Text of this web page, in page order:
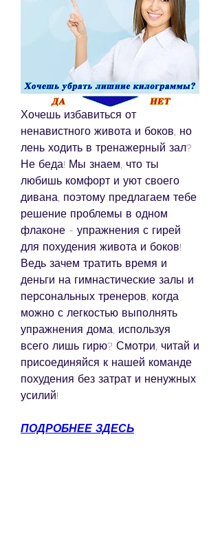
Хочешь избавиться от
ненавистного живота и боков, но
лень ходить в тренажерный зал?
Не беда! Мы знаем, что ты
любишь комфорт и уют своего
дивана, поэтому предлагаем тебе
решение проблемы в одном
флаконе - упражнения с гирей
для похудения живота и боков!
Ведь зачем тратить время и
деньги на гимнастические залы и
персональных тренеров, когда
можно с легкостью выполнять
упражнения дома, используя
всего лишь гирю? Смотри, читай и
присоединяйся к нашей команде
похудения без затрат и ненужных
усилий!
ПОДРОБНЕЕ ЗДЕСЬ